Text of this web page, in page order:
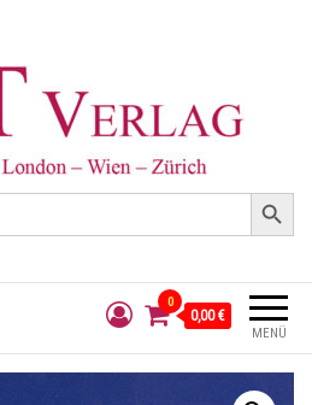
Search Button
MENÜ
0
0,00 €